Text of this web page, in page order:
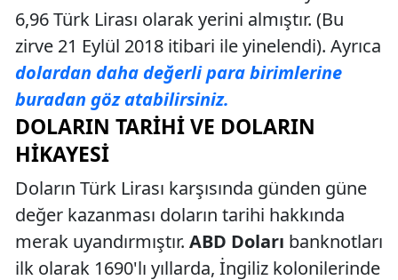
6,96 Türk Lirası olarak yerini almıştır. (Bu
zirve 21 Eylül 2018 itibari ile yinelendi). Ayrıca
dolardan daha değerli para birimlerine
buradan göz atabilirsiniz.
DOLARIN TARIHI VE DOLARIN
HIKAYESI
Doların Türk Lirası karşısında günden güne
değer kazanması doların tarihi hakkında
merak uyandırmıştır. ABD Doları banknotları
ilk olarak 1690'lı yıllarda, İngiliz kolonilerinde